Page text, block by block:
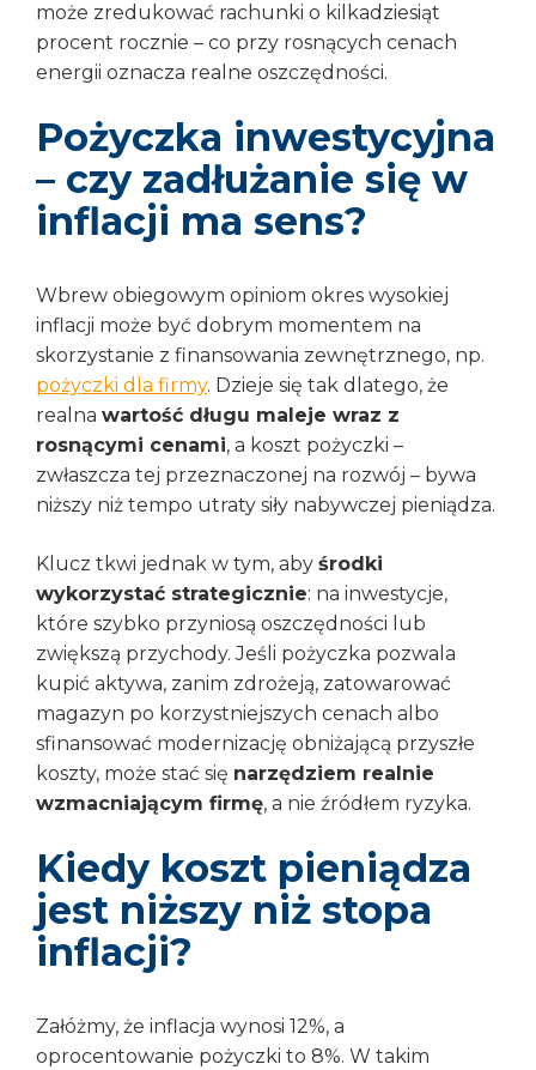
może zredukować rachunki o kilkadziesiąt
procent rocznie – co przy rosnących cenach
energii oznacza realne oszczędności.
Pożyczka inwestycyjna
– czy zadłużanie się w
inflacji ma sens?
Wbrew obiegowym opiniom okres wysokiej
inflacji może być dobrym momentem na
skorzystanie z finansowania zewnętrznego, np.
pożyczki dla firmy. Dzieje się tak dlatego, że
realna wartość długu maleje wraz z
rosnącymi cenami, a koszt pożyczki –
zwłaszcza tej przeznaczonej na rozwój – bywa
niższy niż tempo utraty siły nabywczej pieniądza.
Klucz tkwi jednak w tym, aby środki
wykorzystać strategicznie: na inwestycje,
które szybko przyniosą oszczędności lub
zwiększą przychody. Jeśli pożyczka pozwala
kupić aktywa, zanim zdrożeją, zatowarować
magazyn po korzystniejszych cenach albo
sfinansować modernizację obniżającą przyszłe
koszty, może stać się narzędziem realnie
wzmacniającym firmę, a nie źródłem ryzyka.
Kiedy koszt pieniądza
jest niższy niż stopa
inflacji?
Załóżmy, że inflacja wynosi 12%, a
oprocentowanie pożyczki to 8%. W takim